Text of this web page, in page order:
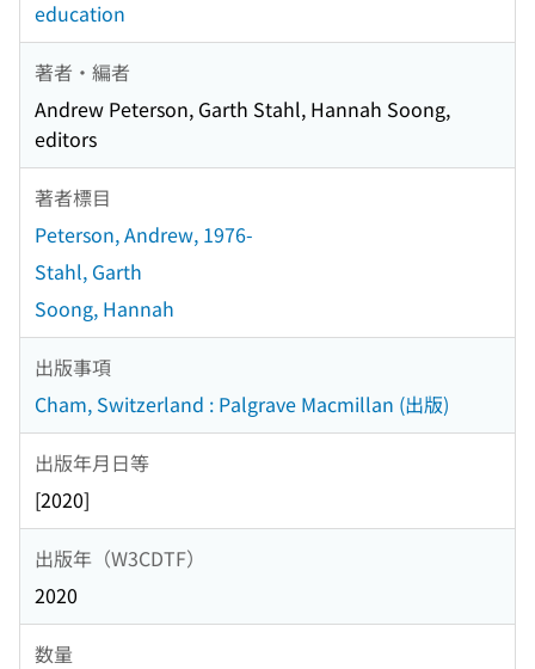
education
著者・編者
Andrew Peterson, Garth Stahl, Hannah Soong,
editors
著者標目
Peterson, Andrew, 1976-
Stahl, Garth
Soong, Hannah
出版事項
Cham, Switzerland : Palgrave Macmillan (出版)
出版年月日等
[2020]
出版年（W3CDTF）
2020
数量